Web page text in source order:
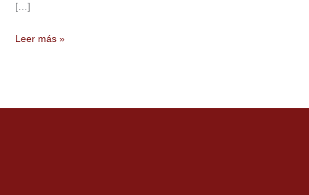
[…]
Leer más »